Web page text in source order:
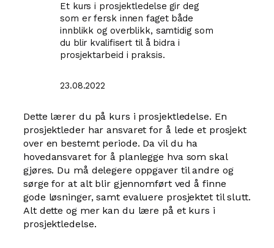
Et kurs i prosjektledelse gir deg
som er fersk innen faget både
innblikk og overblikk, samtidig som
du blir kvalifisert til å bidra i
prosjektarbeid i praksis.
23.08.2022
Dette lærer du på kurs i prosjektledelse. En
prosjektleder har ansvaret for å lede et prosjekt
over en bestemt periode. Da vil du ha
hovedansvaret for å planlegge hva som skal
gjøres. Du må delegere oppgaver til andre og
sørge for at alt blir gjennomført ved å finne
gode løsninger, samt evaluere prosjektet til slutt.
Alt dette og mer kan du lære på et kurs i
prosjektledelse.